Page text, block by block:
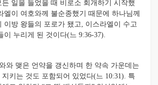
일을 들었을 때 비로소 회개하기 시작했
엘이 여호와께 불순종했기 때문에 하나님께
이방 왕들의 포로가 됐고, 이스라엘이 수고
이 누리게 된 것이다(느 9:36-37).
와 맺은 언약을 갱신하며 한 약속 가운데는
키는 것도 포함되어 있었다(느 10:31). 특